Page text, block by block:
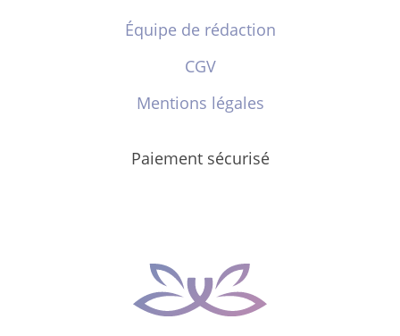
Équipe de rédaction
CGV
Mentions légales
Paiement sécurisé